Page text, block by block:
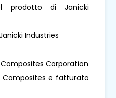
prodotto di Janicki
Industries
Composites Corporation
Composites e fatturato